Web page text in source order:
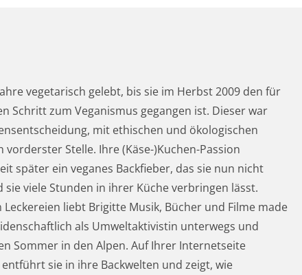
vegetarisch gelebt, bis sie im Herbst 2009 den für
Schritt zum Veganismus gegangen ist. Dieser war
mit ethischen und ökologischen
vorderster Stelle. Ihre (Käse-)Kuchen-Passion
später ein veganes Backfieber, das sie nun nicht
sie viele Stunden in ihrer Küche verbringen lässt.
Leckereien liebt Brigitte Musik, Bücher und Filme made
als Umweltaktivistin unterwegs und
Sommer in den Alpen. Auf Ihrer Internetseite
sie in ihre Backwelten und zeigt, wie